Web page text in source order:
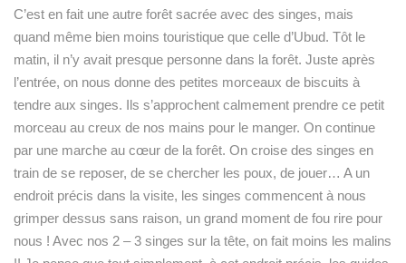
C’est en fait une autre forêt sacrée avec des singes, mais
quand même bien moins touristique que celle d’Ubud. Tôt le
matin, il n’y avait presque personne dans la forêt. Juste après
l’entrée, on nous donne des petites morceaux de biscuits à
tendre aux singes. Ils s’approchent calmement prendre ce petit
morceau au creux de nos mains pour le manger. On continue
par une marche au cœur de la forêt. On croise des singes en
train de se reposer, de se chercher les poux, de jouer… A un
endroit précis dans la visite, les singes commencent à nous
grimper dessus sans raison, un grand moment de fou rire pour
nous ! Avec nos 2 – 3 singes sur la tête, on fait moins les malins